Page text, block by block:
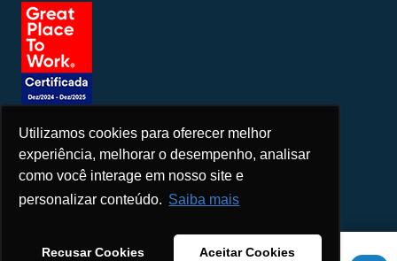
Utilizamos cookies para oferecer melhor
experiência, melhorar o desempenho, analisar
como você interage em nosso site e
personalizar conteúdo. Saiba mais
Recusar Cookies Aceitar Cookies
Seja um patrocinador
Este site usa cookies para melhorar sua experiência. Se você